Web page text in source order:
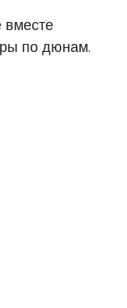
вместе
по дюнам.